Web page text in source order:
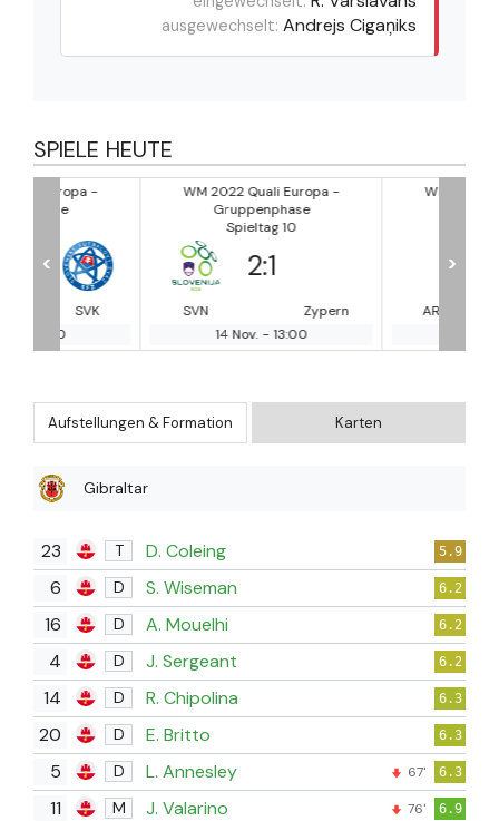
ausgewechselt: Andrejs Cigaņiks
SPIELE HEUTE
WM 2022 Quali Europa -
Gruppenphase
2:1
13:00
WM 2022 Quali Europa -
ARM
< >
Aufstellungen & Formation Karten
Gibraltar
23 T D. Coleing 5.9
6 D S. Wiseman 6.2
16 D A. Mouelhi 6.2
4 D J. Sergeant 6.2
14 D R. Chipolina 6.3
20 D E. Britto 6.3
5 D L. Annesley 67' 6.3
11 M J. Valarino 76' 6.9